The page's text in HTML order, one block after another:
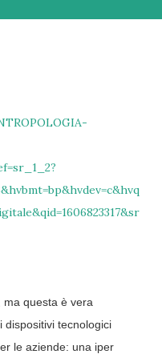
ma questa è vera
dispositivi tecnologici
le aziende: una iper